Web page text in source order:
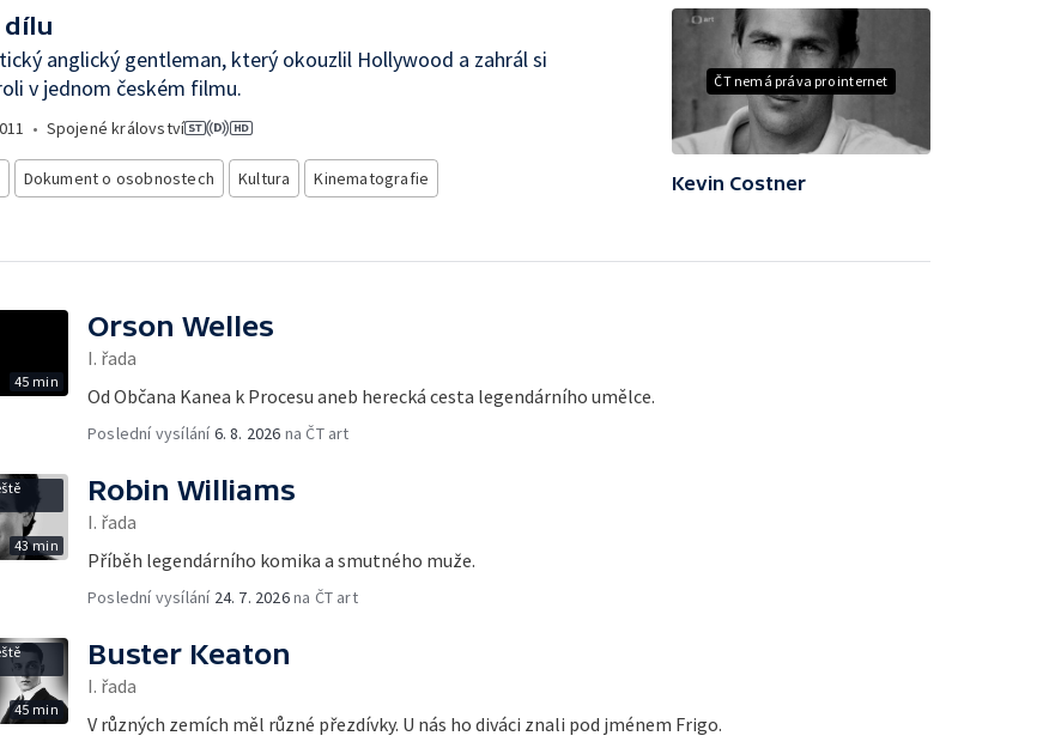
dílu
anglický gentleman, který okouzlil Hollywood a zahrál si
v jednom českém filmu.
• Spojené království
Dokument o osobnostech Kultura Kinematografie
ČT nemá práva pro internet
Kevin Costner
45 min
Orson Welles
I. řada
Od Občana Kanea k Procesu aneb herecká cesta legendárního umělce.
Poslední vysílání6. 8. 2026 na ČT art
43 min
Robin Williams
I. řada
Příběh legendárního komika a smutného muže.
Poslední vysílání 24. 7. 2026na ČT art
45 min
Buster Keaton
I. řada
V různých zemích měl různé přezdívky. U nás ho diváci znali pod jménem Frigo.